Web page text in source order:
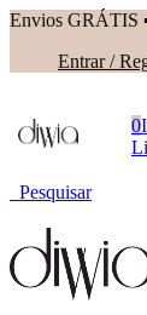
Envios GRÁTIS
Entrar /
0
Pesquisar